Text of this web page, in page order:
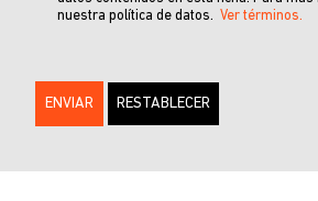
nuestra política de datos. Ver términos.